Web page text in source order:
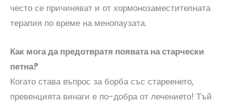
често се причиняват и от хормонозаместителната
терапия по време на менопаузата.
Как мога да предотвратя появата на старчески
петна?
Когато става въпрос за борба със стареенето,
превенцията винаги е по-добра от лечението! Тъй